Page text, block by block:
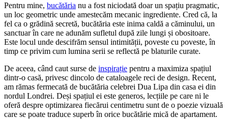
Pentru mine, bucătăria nu a fost niciodată doar un spațiu pragmatic,
un loc geometric unde amestecăm mecanic ingrediente. Cred că, la
fel ca o grădină secretă, bucătăria este inima caldă a căminului, un
sanctuar în care ne adunăm sufletul după zile lungi și obositoare.
Este locul unde descifrăm sensul intimității, poveste cu poveste, în
timp ce privim cum lumina serii se reflectă pe blaturile curate.
De aceea, când caut surse de inspirație pentru a maximiza spațiul
dintr-o casă, privesc dincolo de cataloagele reci de design. Recent,
am rămas fermecată de bucătăria celebrei Dua Lipa din casa ei din
nordul Londrei. Deși spațiul ei este generos, lecțiile pe care ni le
oferă despre optimizarea fiecărui centimetru sunt de o poezie vizuală
care se poate traduce superb în orice bucătărie mică de apartament.